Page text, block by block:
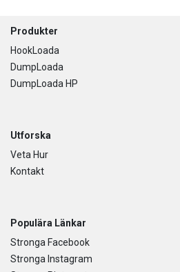
Footer
Produkter
HookLoada
DumpLoada
DumpLoada HP
Utforska
Veta Hur
Kontakt
Populära Länkar
Stronga Facebook
Stronga Instagram